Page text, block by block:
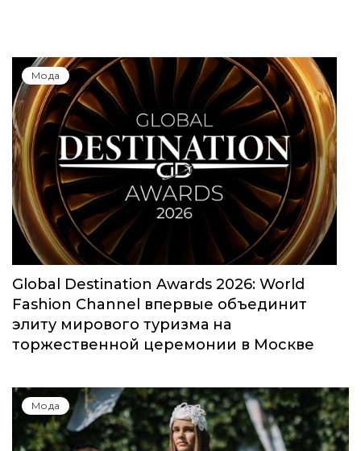
Мода
Global Destination Awards 2026: World
Fashion Channel впервые объединит
элиту мирового туризма на
торжественной церемонии в Москве
Мода